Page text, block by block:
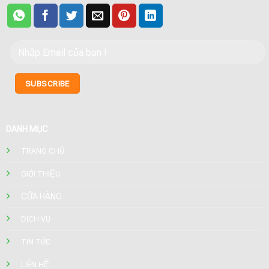
DANH MỤC
TRANG CHỦ
GIỚI THIỆU
CỬA HÀNG
DỊCH VỤ
TIN TỨC
LIÊN HỆ